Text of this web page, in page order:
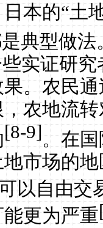
本的“土
典型做法
实证研
。农民
农地流
[8-9]。在
市场的
以自由交
更为严重